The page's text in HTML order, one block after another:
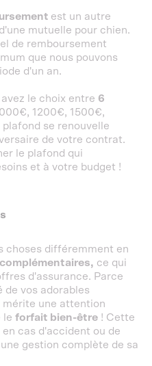
est un autre
mutuelle pour chien.
de remboursement
que nous pouvons
d'un an.
avez le choix entre 6
1200€, 1500€,
se renouvelle
de votre contrat.
le plafond qui
et à votre budget !
choses différemment en
ce qui
d'assurance. Parce
de vos adorables
mérite une attention
le forfait bien-être ! Cette
cas d'accident ou de
gestion complète de sa